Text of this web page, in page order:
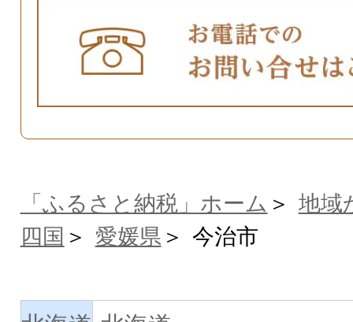
「ふるさと納税」ホーム
地域
四国
愛媛県 今治市